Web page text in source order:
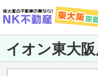
イオン東大